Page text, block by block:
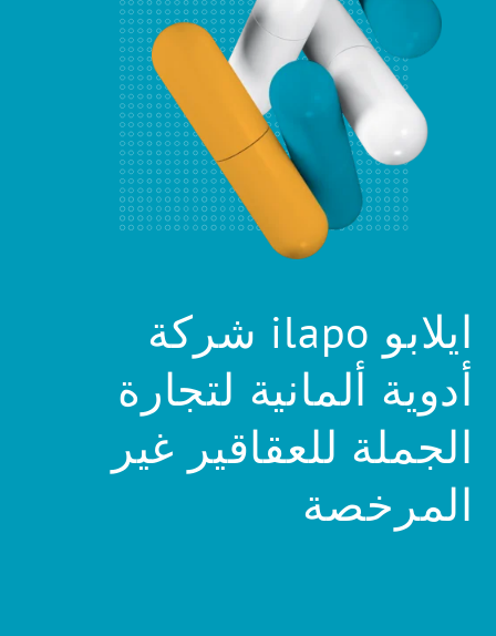
ايلابو ilapo شركة
أدوية ألمانية لتجارة
الجملة للعقاقير غير
المرخصة